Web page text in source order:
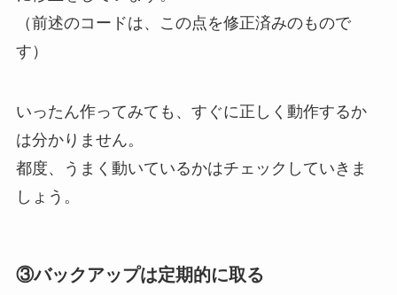
（前述のコードは、この点を修正済みのもので
す）
いったん作ってみても、すぐに正しく動作するか
は分かりません。
都度、うまく動いているかはチェックしていきま
しょう。
③バックアップは定期的に取る